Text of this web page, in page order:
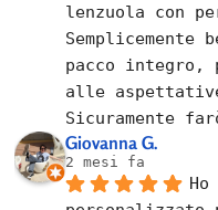
lenzuola con
pacco integro,
alle
Sicuramente
Giovanna G.
2 mesi fa